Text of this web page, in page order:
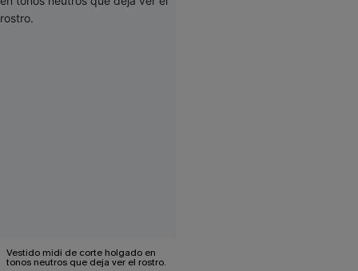
Vestido midi de corte holgado en
tonos neutros que deja ver el rostro.